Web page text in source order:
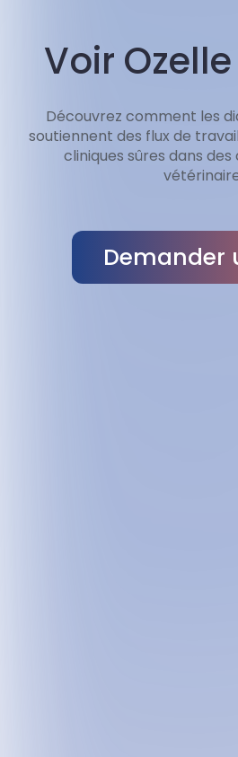
Voir
Découvrez comment les
soutiennent des flux de
cliniques sûres dans
Demander